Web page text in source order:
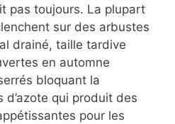
pas toujours. La plupart
sur des arbustes
drainé, taille tardive
en automne
bloquant la
d’azote qui produit des
pour les